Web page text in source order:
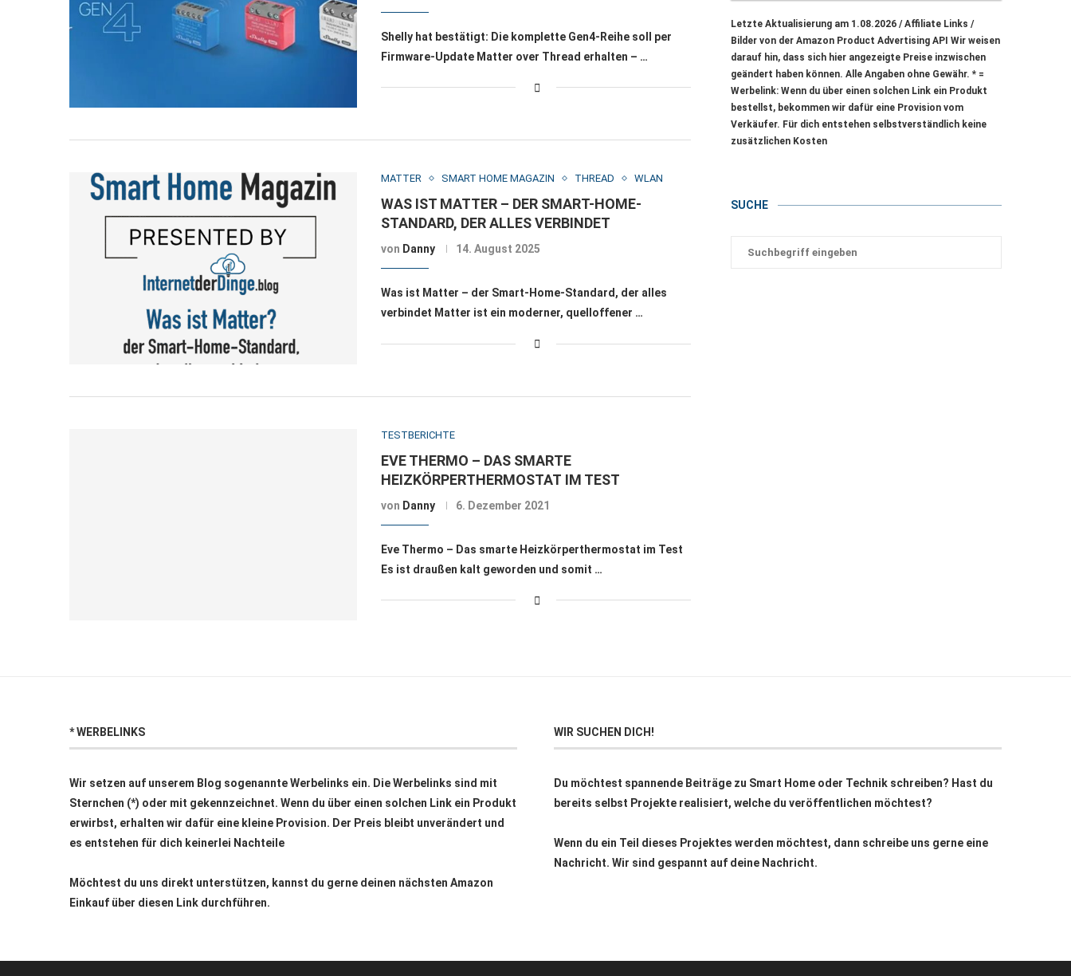
Shelly hat bestätigt: Die komplette Gen4-Reihe soll per
Firmware-Update Matter over Thread erhalten – …
MATTER SMART HOME MAGAZIN THREAD WLAN
WAS IST MATTER – DER SMART-HOME-
STANDARD, DER ALLES VERBINDET
von Danny 14. August 2025
Was ist Matter – der Smart-Home-Standard, der alles
verbindet Matter ist ein moderner, quelloffener …
TESTBERICHTE
EVE THERMO – DAS SMARTE
HEIZKÖRPERTHERMOSTAT IM TEST
von Danny 6. Dezember 2021
Eve Thermo – Das smarte Heizkörperthermostat im Test
Es ist draußen kalt geworden und somit …
Letzte Aktualisierung am 1.08.2026 / Affiliate Links /
Bilder von der Amazon Product Advertising API Wir weisen
darauf hin, dass sich hier angezeigte Preise inzwischen
geändert haben können. Alle Angaben ohne Gewähr. * =
Werbelink: Wenn du über einen solchen Link ein Produkt
bestellst, bekommen wir dafür eine Provision vom
Verkäufer. Für dich entstehen selbstverständlich keine
zusätzlichen Kosten
SUCHE
* WERBELINKS
Wir setzen auf unserem Blog sogenannte Werbelinks ein. Die Werbelinks sind mit
Sternchen (*) oder mit gekennzeichnet. Wenn du über einen solchen Link ein Produkt
erwirbst, erhalten wir dafür eine kleine Provision. Der Preis bleibt unverändert und
es entstehen für dich keinerlei Nachteile
Möchtest du uns direkt unterstützen, kannst du gerne deinen nächsten Amazon
Einkauf über diesen Link durchführen.
WIR SUCHEN DICH!
Du möchtest spannende Beiträge zu Smart Home oder Technik schreiben? Hast du
bereits selbst Projekte realisiert, welche du veröffentlichen möchtest?
Wenn du ein Teil dieses Projektes werden möchtest, dann schreibe uns gerne eine
Nachricht. Wir sind gespannt auf deine Nachricht.